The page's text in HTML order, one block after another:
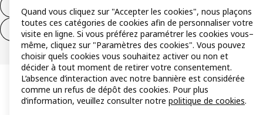
Formulaire de rétractation – produits
Formulaire de rétractation – services
Quand vous cliquez sur "Accepter les cookies", nous plaçons
toutes ces catégories de cookies afin de personnaliser votre
visite en ligne. Si vous préférez paramétrer les cookies vous–
même, cliquez sur "Paramètres des cookies". Vous pouvez
choisir quels cookies vous souhaitez activer ou non et
décider à tout moment de retirer votre consentement.
L’absence d’interaction avec notre bannière est considérée
comme un refus de dépôt des cookies. Pour plus
d’information, veuillez consulter notre politique de cookies.